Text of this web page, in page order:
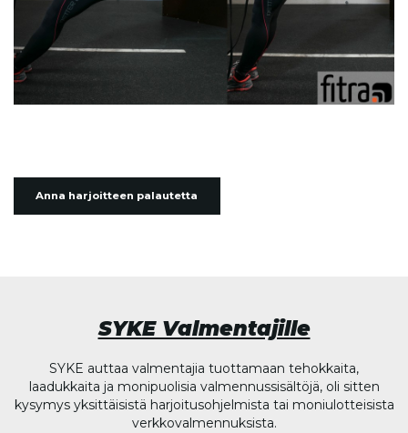
Anna harjoitteen palautetta
SYKE Valmentajille
SYKE auttaa valmentajia tuottamaan tehokkaita,
laadukkaita ja monipuolisia valmennussisältöjä, oli sitten
kysymys yksittäisistä harjoitusohjelmista tai moniulotteisista
verkkovalmennuksista.